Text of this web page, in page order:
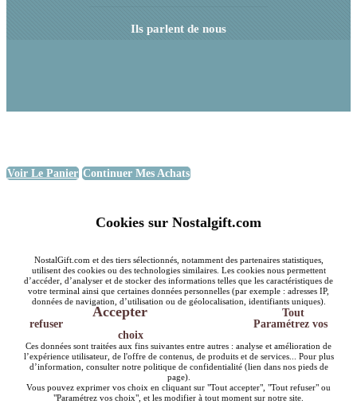
Ils parlent de nous
Voir Le Panier Continuer Mes Achats
Cookies sur Nostalgift.com
NostalGift.com et des tiers sélectionnés, notamment des partenaires statistiques,
utilisent des cookies ou des technologies similaires. Les cookies nous permettent
d’accéder, d’analyser et de stocker des informations telles que les caractéristiques de
votre terminal ainsi que certaines données personnelles (par exemple : adresses IP,
données de navigation, d’utilisation ou de géolocalisation, identifiants uniques).
Accepter
Tout
refuser
Paramétrez vos
choix
Ces données sont traitées aux fins suivantes entre autres : analyse et amélioration de
l’expérience utilisateur, de l'offre de contenus, de produits et de services... Pour plus
d’information, consulter notre politique de confidentialité (lien dans nos pieds de
page).
Vous pouvez exprimer vos choix en cliquant sur "Tout accepter", "Tout refuser" ou
"Paramétrez vos choix", et les modifier à tout moment sur notre site.